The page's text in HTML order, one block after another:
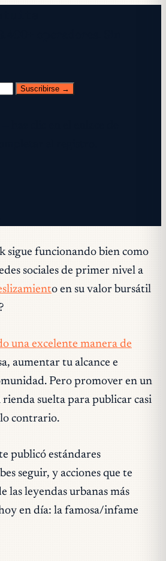
Suscribirse →
sigue funcionando bien como
sociales de primer nivel a
o en su valor bursátil
una excelente manera de
aumentar tu alcance e
Pero promover en un
suelta para publicar casi
contrario.
publicó estándares
seguir, y acciones que te
las leyendas urbanas más
en día: la famosa/infame